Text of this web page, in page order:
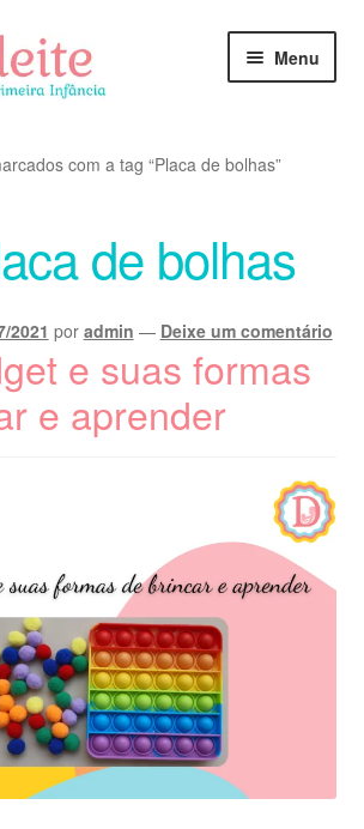
Menu
com a tag “Placa de bolhas”
de bolhas
2021 por admin — Deixe um comentário
e suas formas
e aprender